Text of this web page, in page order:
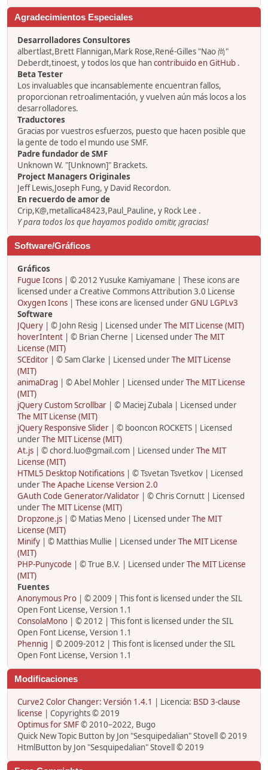
Agradecimientos Especiales
Desarrolladores Consultores
albertlast,Brett Flannigan,Mark Rose,René-Gilles "Nao 尚"
Deberdt,tinoest, y todos los que hancontribuido en GitHub .
Beta Tester
Los invaluables que incansablemente encuentran fallos,
proporcionan retroalimentación, y vuelven aún más locos a los
desarrolladores.
Traductores
Gracias por vuestros esfuerzos, puesto que hacen posible que
la gente de todo el mundo use SMF.
Padre fundador de SMF
Unknown W. "[Unknown]" Brackets.
Project Managers Originales
Jeff Lewis,Joseph Fung, y David Recordon.
En recuerdo de amor de
Crip,K@,metallica48423,Paul_Pauline, y Rock Lee .
Y para todos los que hayamos podido omitir, ¡gracias!
Software/Gráficos
Gráficos
Fugue Icons | © 2012 Yusuke Kamiyamane | These icons are
licensed under a Creative Commons Attribution 3.0 License
Oxygen Icons | These icons are licensed underGNU LGPLv3
Software
JQuery | © John Resig | Licensed underThe MIT License (MIT)
hoverIntent | © Brian Cherne | Licensed underThe MIT
License (MIT)
SCEditor | © Sam Clarke | Licensed underThe MIT License
(MIT)
animaDrag | © Abel Mohler | Licensed underThe MIT License
(MIT)
jQuery Custom Scrollbar | © Maciej Zubala | Licensed under
The MIT License (MIT)
jQuery Responsive Slider | © booncon ROCKETS | Licensed
underThe MIT License (MIT)
At.js | © chord.luo@gmail.com | Licensed underThe MIT
License (MIT)
HTML5 Desktop Notifications | © Tsvetan Tsvetkov | Licensed
underThe Apache License Version 2.0
GAuth Code Generator/Validator | © Chris Cornutt | Licensed
underThe MIT License (MIT)
Dropzone.js | © Matias Meno | Licensed underThe MIT
License (MIT)
Minify | © Matthias Mullie | Licensed underThe MIT License
(MIT)
PHP-Punycode | © True B.V. | Licensed underThe MIT License
(MIT)
Fuentes
Anonymous Pro | © 2009 | This font is licensed under the SIL
Open Font License, Version 1.1
ConsolaMono | © 2012 | This font is licensed under the SIL
Open Font License, Version 1.1
Phennig | © 2009-2012 | This font is licensed under the SIL
Open Font License, Version 1.1
Modificaciones
Curve2 Color Changer: Versión 1.4.1 | Licencia: BSD 3-clause
license | Copyrights © 2019
Optimus for SMF© 2010–2022, Bugo
Quick New Topic Button by Jon "Sesquipedalian" Stovell © 2019
HtmlButton by Jon "Sesquipedalian" Stovell © 2019